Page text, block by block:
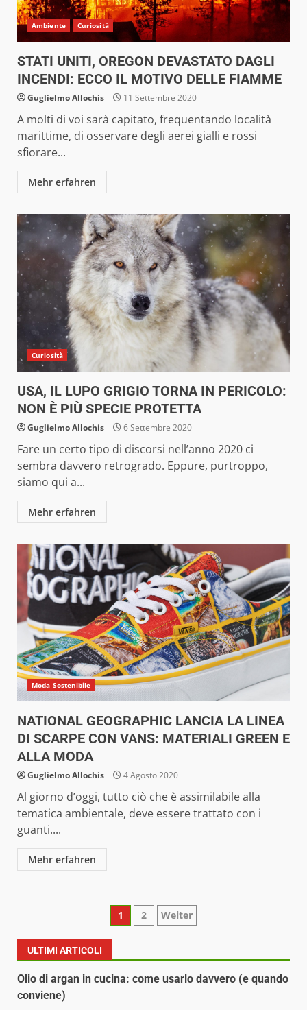
Ambiente Curiosità
STATI UNITI, OREGON DEVASTATO DAGLI
INCENDI: ECCO IL MOTIVO DELLE FIAMME
Guglielmo Allochis 11 Settembre 2020
A molti di voi sarà capitato, frequentando località
marittime, di osservare degli aerei gialli e rossi
sfiorare...
Mehr erfahren
Curiosità
USA, IL LUPO GRIGIO TORNA IN PERICOLO:
NON È PIÙ SPECIE PROTETTA
Guglielmo Allochis 6 Settembre 2020
Fare un certo tipo di discorsi nell’anno 2020 ci
sembra davvero retrogrado. Eppure, purtroppo,
siamo qui a...
Mehr erfahren
Moda Sostenibile
NATIONAL GEOGRAPHIC LANCIA LA LINEA
DI SCARPE CON VANS: MATERIALI GREEN E
ALLA MODA
Guglielmo Allochis 4 Agosto 2020
Al giorno d’oggi, tutto ciò che è assimilabile alla
tematica ambientale, deve essere trattato con i
guanti....
Mehr erfahren
Paginazione
degli
articoli
1 2 Weiter
ULTIMI ARTICOLI
Olio di argan in cucina: come usarlo davvero (e quando
conviene)